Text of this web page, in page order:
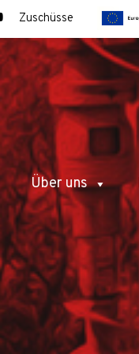
Zuschüsse
Über uns